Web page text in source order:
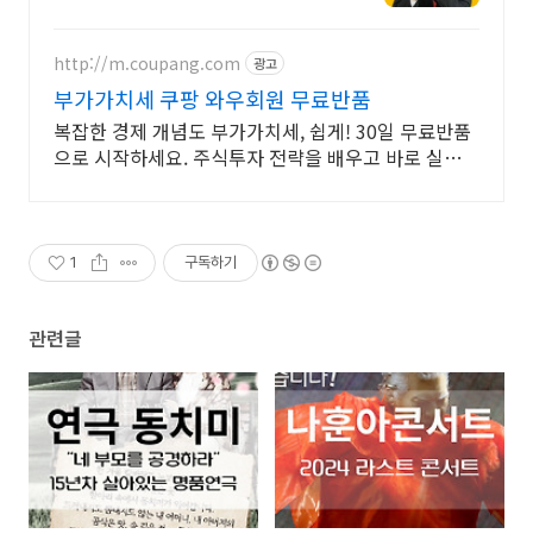
http://m.coupang.com 광고
부가가치세 쿠팡 와우회원 무료반품
복잡한 경제 개념도 부가가치세, 쉽게! 30일 무료반품
으로 시작하세요. 주식투자 전략을 배우고 바로 실천!
1 구독하기
관련글